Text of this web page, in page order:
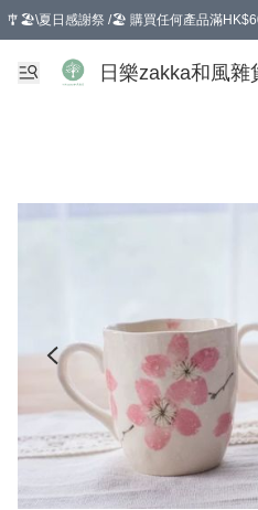
🎐🏖️\夏日感謝祭 /🏖️ 購買任何產品滿
選擇GoGoX住宅/工商地址配送，單一訂
日樂zakka和風雜